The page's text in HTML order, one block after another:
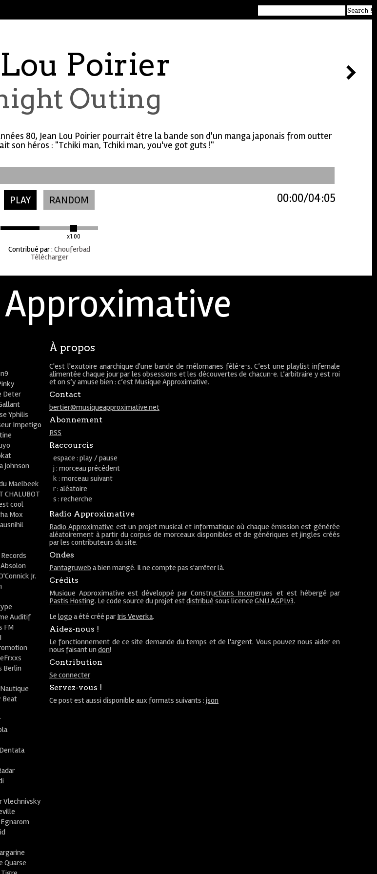
Lou Poirier
Outing
80, Jean Lou Poirier pourrait être la bande son d'un manga japonais from outter
son héros : "Tchiki man, Tchiki man, you've got guts !"
PLAY RANDOM
x1.00
04:05
00:00
Contribué par: Chouferbad
Télécharger
À propos
C'est l'exutoire anarchique d'une bande de mélomanes fêlé⋅e⋅s. C’est une playlist infernale
alimentée chaque jour par les obsessions et les découvertes de chacun⋅e. L’arbitraire y est roi
et on s’y amuse bien : c’est Musique Approximative.
Contact
bertier@musiqueapproximative.net
Abonnement
RSS
Raccourcis
espace : play / pause
j : morceau précédent
k : morceau suivant
r : aléatoire
s : recherche
Radio Approximative
Radio Approximative est un projet musical et informatique où chaque émission est générée
aléatoirement à partir du corpus de morceaux disponibles et de génériques et jingles créés
par les contributeurs du site.
Ondes
Pantagruweb a bien mangé. Il ne compte pas s'arrêter là.
Crédits
Musique Approximative est développé parConstructions Incongrues et est hébergé par
Pastis Hosting. Le code source du projet estdistribué sous licence GNU AGPLv3.
Le logo a été créé par Iris Veverka.
Aidez-nous !
Le fonctionnement de ce site demande du temps et de l'argent. Vous pouvez nous aider en
nous faisant undon!
Contribution
Se connecter
Servez-vous !
Ce post est aussi disponible aux formats suivants : json
Deter
Yphilis
Impetigo
Johnson
Maelbeek
CHALUBOT
cool
Mox
Jr.
Auditif
FM
Berlin
Beat
Vlechnivsky
Quarse